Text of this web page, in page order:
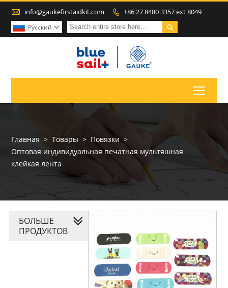
 info@gaukefirstaidkit.com  +86 27 8480 3357 ext 8049

Pусский 
Главная > Товары > Повязки >
Оптовая индивидуальная печатная мультяшная
клейкая лента
БОЛЬШЕ
ПРОДУКТОВ